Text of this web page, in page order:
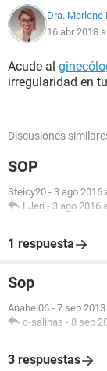
Dra. Marlene
16 abr 2018
Acude al
irregularidad en
Discusiones
SOP
Steicy20 - 3 ago 2016
LJeri - 3 ago 2016
1 respuesta
Sop
Anabel06 - 7 sep
c-salinas - 8 sep
3 respuestas